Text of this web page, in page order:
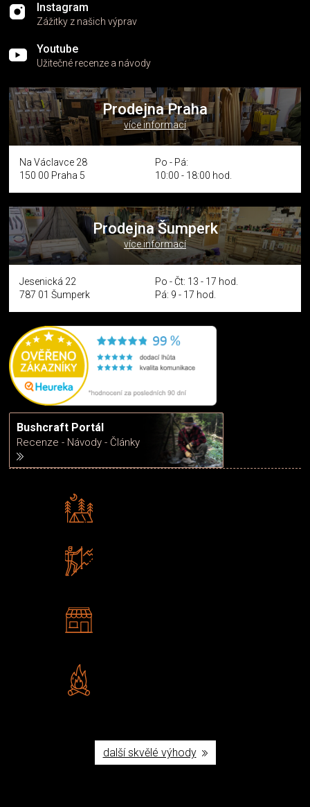
Instagram
Zážitky z našich výprav
Youtube
Užitečné recenze a návody
Prodejna Praha
více informací
Na Václavce 28
150 00 Praha 5
Po - Pá:
10:00 - 18:00 hod.
Prodejna Šumperk
více informací
Jesenická 22
787 01 Šumperk
Po - Čt: 13 - 17 hod.
Pá: 9 - 17 hod.
Bushcraft Portál
Recenze - Návody - Články
další skvělé výhody